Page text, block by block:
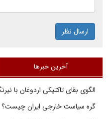
ارسال نظر
آخرین خبرها
الگوی بقای تاکتیکی اردوغان با
گره سیاست خارجی ایران چیست؟